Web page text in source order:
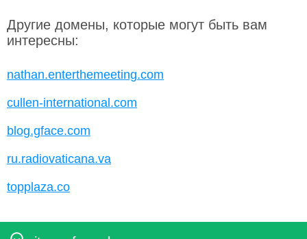
Другие домены, которые могут быть вам
интересны:
nathan.enterthemeeting.com
cullen-international.com
blog.gface.com
ru.radiovaticana.va
topplaza.co